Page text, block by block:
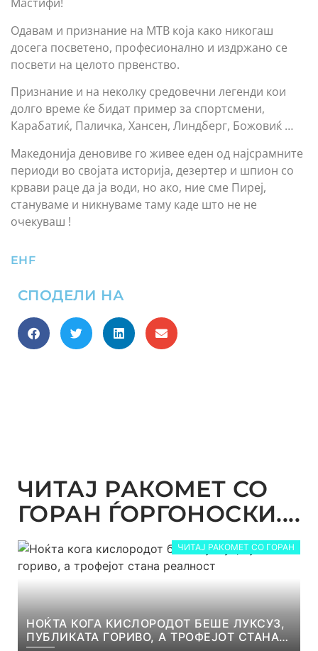
Одавам и признание на МТВ која како никогаш
досега посветено, професионално и издржано се
посвети на целото првенство.
Признание и на неколку средовечни легенди кои
долго време ќе бидат пример за спортсмени,
Карабатиќ, Паличка, Хансен, Линдберг, Божовиќ …
Македонија деновиве го живее еден од најсрамните
периоди во својата историја, дезертер и шпион со
крвави раце да ја води, но ако, ние сме Пиреј,
стануваме и никнуваме таму каде што не не
очекуваш !
EHF
СПОДЕЛИ НА
ЧИТАЈ РАКОМЕТ СО
ГОРАН ЃОРГОНОСКИ....
ЧИТАЈ РАКОМЕТ СО ГОРАН
НОЌТА КОГА КИСЛОРОДОТ БЕШЕ ЛУКСУЗ,
ПУБЛИКАТА ГОРИВО, А ТРОФЕЈОТ СТАНА